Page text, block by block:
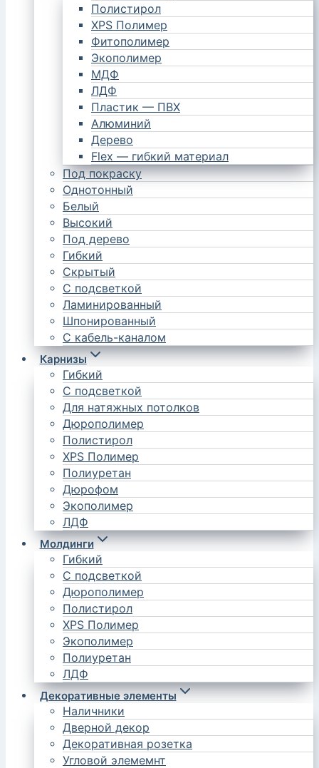
Полистирол
XPS Полимер
Фитополимер
Экополимер
МДФ
ЛДФ
Пластик — ПВХ
Алюминий
Дерево
Flex — гибкий материал
Под покраску
Однотонный
Белый
Высокий
Под дерево
Гибкий
Скрытый
С подсветкой
Ламинированный
Шпонированный
С кабель-каналом
Карнизы
Гибкий
С подсветкой
Для натяжных потолков
Дюрополимер
Полистирол
XPS Полимер
Полиуретан
Дюрофом
Экополимер
ЛДФ
Молдинги
Гибкий
С подсветкой
Дюрополимер
Полистирол
XPS Полимер
Экополимер
Полиуретан
ЛДФ
Декоративные элементы
Наличники
Дверной декор
Декоративная розетка
Угловой элемемнт